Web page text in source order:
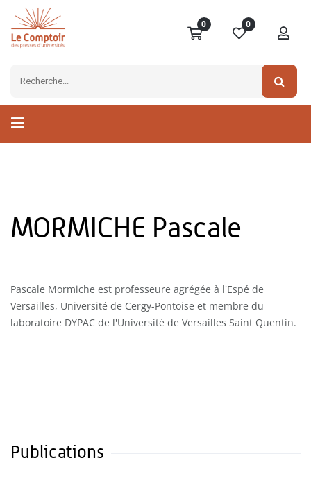
0 0
MORMICHE Pascale
Pascale Mormiche est professeure agrégée à l'Espé de
Versailles, Université de Cergy-Pontoise et membre du
laboratoire DYPAC de l'Université de Versailles Saint Quentin.
Publications